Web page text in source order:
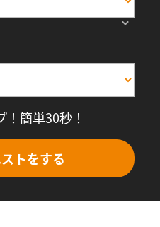
簡単30秒！
トをする